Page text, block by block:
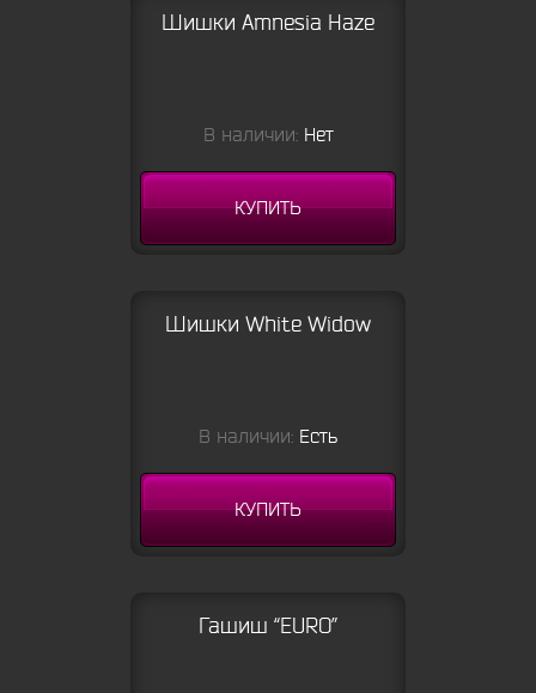
Шишки Amnesia Haze
В наличии: Нет
КУПИТЬ
Шишки White Widow
В наличии: Есть
КУПИТЬ
Гашиш “EURO”